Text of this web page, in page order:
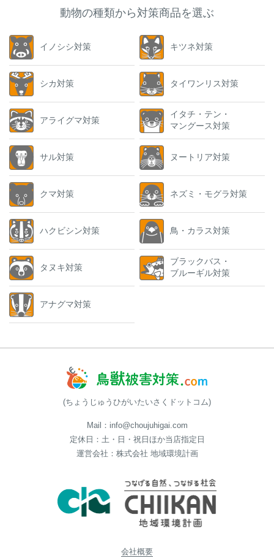
動物の種類から対策商品を選ぶ
イノシシ対策
シカ対策
アライグマ対策
サル対策
クマ対策
ハクビシン対策
タヌキ対策
アナグマ対策
キツネ対策
タイワンリス対策
イタチ・テン・
マングース対策
ヌートリア対策
ネズミ・モグラ対策
鳥・カラス対策
ブラックバス・
ブルーギル対策
(ちょうじゅうひがいたいさくドットコム)
Mail：info@choujuhigai.com
定休日：土・日・祝日ほか当店指定日
運営会社：株式会社 地域環境計画
会社概要